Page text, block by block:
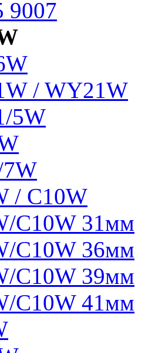
9007
/ WY21W
5W
/ C10W
C10W 31мм
C10W 36мм
C10W 39мм
C10W 41мм